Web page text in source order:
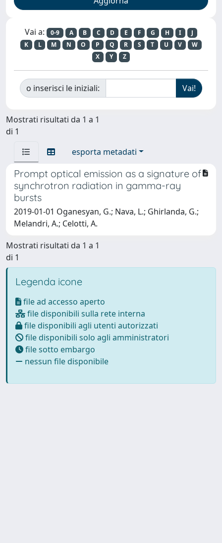
Vai a: 0-9 A B C D E F G H I
J
K
L M N O P Q R S T U V
W
X
Y Z
o inserisci le iniziali:
Mostrati risultati da 1 a 1
di 1
esporta metadati
Prompt optical emission as a signature of
synchrotron radiation in gamma-ray
bursts
2019-01-01 Oganesyan, G.; Nava, L.; Ghirlanda, G.;
Melandri, A.; Celotti, A.
Mostrati risultati da 1 a 1
di 1
Legenda icone
file ad accesso aperto
file disponibili sulla rete interna
file disponibili agli utenti autorizzati
file disponibili solo agli amministratori
file sotto embargo
nessun file disponibile